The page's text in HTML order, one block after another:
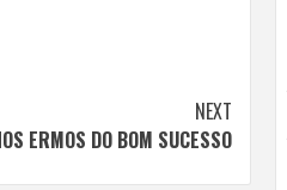
NEXT
ERMOS DO BOM SUCESSO